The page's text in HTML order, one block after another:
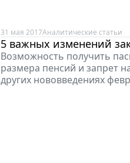
31 мая 2017Аналитические статьи
5 важных изменений
Возможность получить
размера пенсий и запрет
других нововведениях